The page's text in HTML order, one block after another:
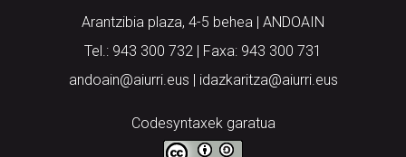
Arantzibia plaza, 4-5 behea | ANDOAIN
Tel.: 943 300 732 | Faxa: 943 300 731
andoain@aiurri.eus | idazkaritza@aiurri.eus
Codesyntaxek garatua